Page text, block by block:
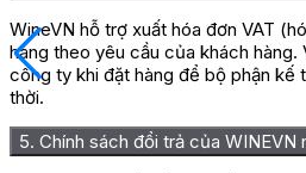
WineVN hỗ trợ xuất hóa đơn VAT
hàng theo yêu cầu của khách
công ty khi đặt hàng để bộ phận kế
thời.
5. Chính sách đổi trả của WINEVN